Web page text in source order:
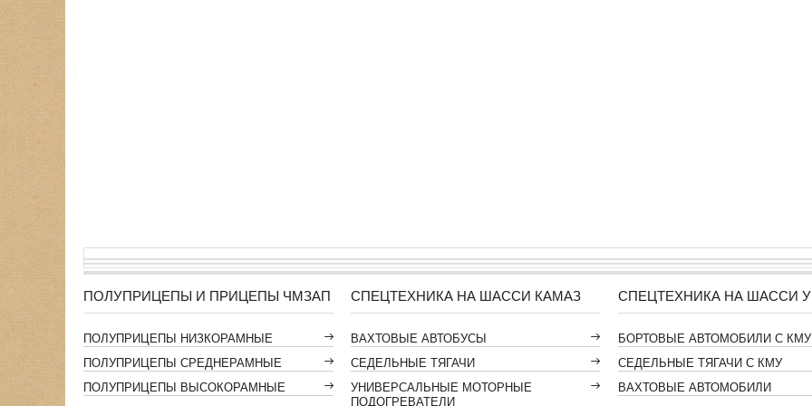
ПОЛУПРИЦЕПЫ И ПРИЦЕПЫ ЧМЗАП
ПОЛУПРИЦЕПЫ НИЗКОРАМНЫЕ
ПОЛУПРИЦЕПЫ СРЕДНЕРАМНЫЕ
ПОЛУПРИЦЕПЫ ВЫСОКОРАМНЫЕ
СПЕЦТЕХНИКА НА ШАССИ КАМАЗ
ВАХТОВЫЕ АВТОБУСЫ
СЕДЕЛЬНЫЕ ТЯГАЧИ
УНИВЕРСАЛЬНЫЕ МОТОРНЫЕ
ПОДОГРЕВАТЕЛИ
СПЕЦТЕХНИКА НА ШАССИ
БОРТОВЫЕ АВТОМОБИЛИ С КМУ
СЕДЕЛЬНЫЕ ТЯГАЧИ С КМУ
ВАХТОВЫЕ АВТОМОБИЛИ